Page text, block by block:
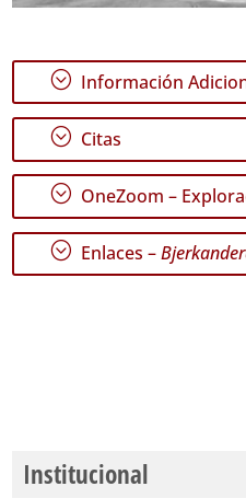
; Información
; Citas
; OneZoom –
; Enlaces –
Institucional